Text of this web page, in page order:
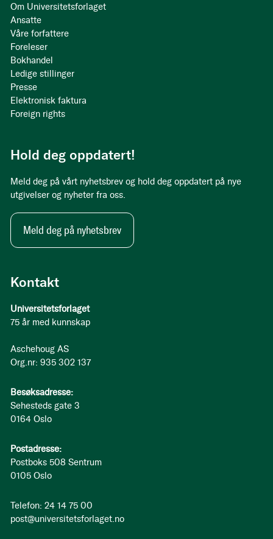
Kontakt
Universitetsforlaget
75 år med kunnskap
Aschehoug AS
Org.nr: 935 302 137
Besøksadresse:
Sehesteds gate 3
0164 Oslo
Postadresse:
Postboks 508 Sentrum
0105 Oslo
Telefon: 24 14 75 00
post@universitetsforlaget.no
Om Universitetsforlaget
Ansatte
Våre forfattere
Foreleser
Bokhandel
Ledige stillinger
Presse
Elektronisk faktura
Foreign rights
Hold deg oppdatert!
Meld deg på vårt nyhetsbrev og hold deg oppdatert på nye
utgivelser og nyheter fra oss.
Meld deg på nyhetsbrev